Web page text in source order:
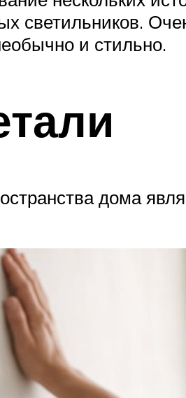
светильников.
и стильно.
дома